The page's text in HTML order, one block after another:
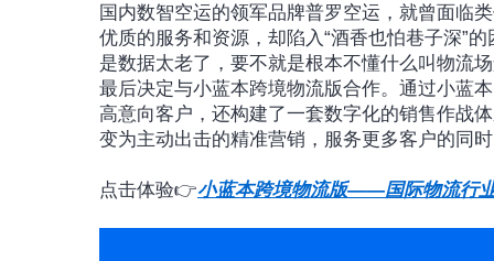
国内数智空运的领军品牌普罗空运，就曾面
优质的服务和资源，却陷入“酒香也怕巷子深”
是数据太老了，要不就是根本不懂什么叫物流
最后决定与小蓝本跨境物流版合作。通过小蓝
高意向客户，还构建了一套数字化的销售作战
变为主动出击的精准营销，服务更多客户的同
点击体验👉小蓝本跨境物流版——国际物流行